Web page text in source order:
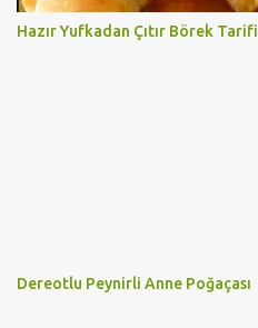
Hazır Yufkadan Çıtır Börek Tarifi
Dereotlu Peynirli Anne Poğaçası